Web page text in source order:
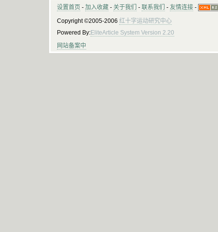
设置首页 - 加入收藏 - 关于我们 - 联系我们 - 友情连接 -
Copyright ©2005-2006 红十字运动研究中心
Powered By:EliteArticle System Version 2.20
网站备案中